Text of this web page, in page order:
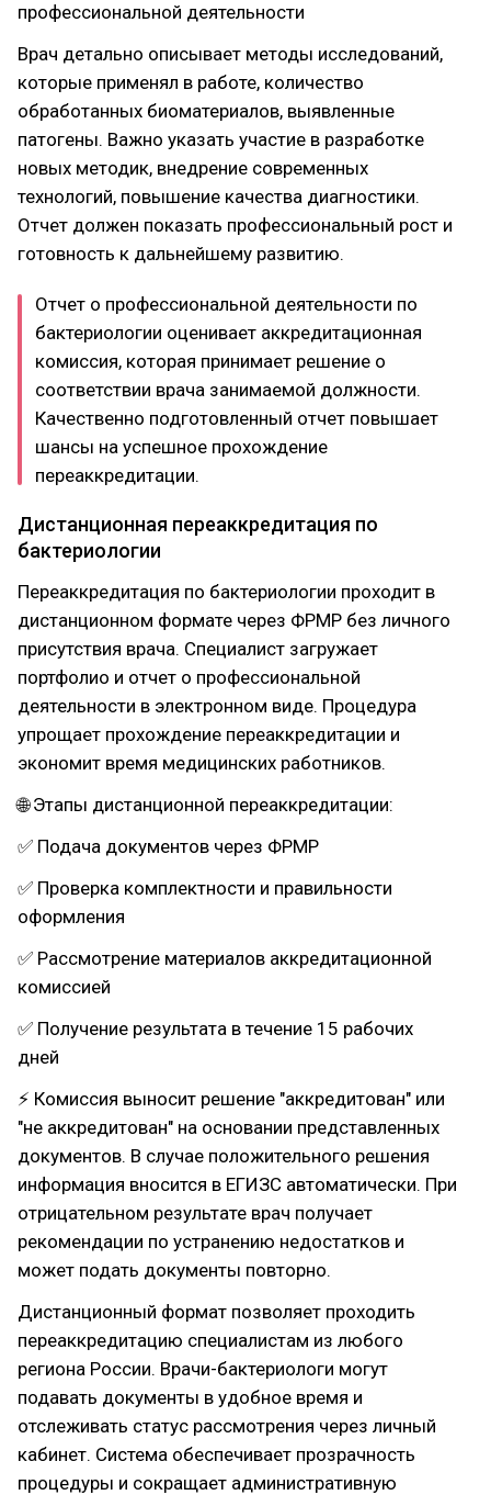
профессиональной деятельности
Врач детально описывает методы исследований,
которые применял в работе, количество
обработанных биоматериалов, выявленные
патогены. Важно указать участие в разработке
новых методик, внедрение современных
технологий, повышение качества диагностики.
Отчет должен показать профессиональный рост и
готовность к дальнейшему развитию.
Отчет о профессиональной деятельности по
бактериологии оценивает аккредитационная
комиссия, которая принимает решение о
соответствии врача занимаемой должности.
Качественно подготовленный отчет повышает
шансы на успешное прохождение
переаккредитации.
Дистанционная переаккредитация по
бактериологии
Переаккредитация по бактериологии проходит в
дистанционном формате через ФРМР без личного
присутствия врача. Специалист загружает
портфолио и отчет о профессиональной
деятельности в электронном виде. Процедура
упрощает прохождение переаккредитации и
экономит время медицинских работников.
🌐 Этапы дистанционной переаккредитации:
✅ Подача документов через ФРМР
✅ Проверка комплектности и правильности
оформления
✅ Рассмотрение материалов аккредитационной
комиссией
✅ Получение результата в течение 15 рабочих
дней
⚡ Комиссия выносит решение "аккредитован" или
"не аккредитован" на основании представленных
документов. В случае положительного решения
информация вносится в ЕГИЗС автоматически. При
отрицательном результате врач получает
рекомендации по устранению недостатков и
может подать документы повторно.
Дистанционный формат позволяет проходить
переаккредитацию специалистам из любого
региона России. Врачи-бактериологи могут
подавать документы в удобное время и
отслеживать статус рассмотрения через личный
кабинет. Система обеспечивает прозрачность
процедуры и сокращает административную